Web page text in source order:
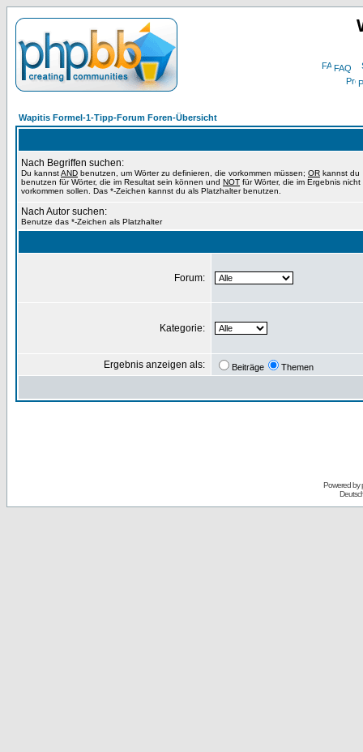
FAQ
Wapitis Formel-1-Tipp-Forum Foren-Übersicht
Nach Begriffen suchen:
Du kannstAND benutzen, um Wörter zu definieren, die vorkommen müssen; OR kannst du
benutzen für Wörter, die im Resultat sein können und NOT für Wörter, die im Ergebnis nicht
vorkommen sollen. Das *-Zeichen kannst du als Platzhalter benutzen.
Nach Autor suchen:
Benutze das *-Zeichen als Platzhalter
Forum:
Kategorie:
Ergebnis anzeigen als: Beiträge Themen
Powered by